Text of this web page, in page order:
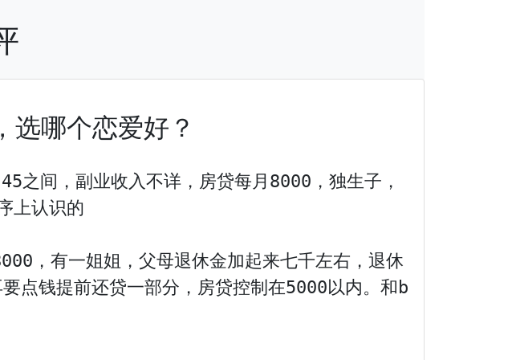
选哪个恋爱好？
间，副业收入不详，房贷每月8000，独生子，
上认识的
，有一姐姐，父母退休金加起来七千左右，退休
点钱提前还贷一部分，房贷控制在5000以内。和b